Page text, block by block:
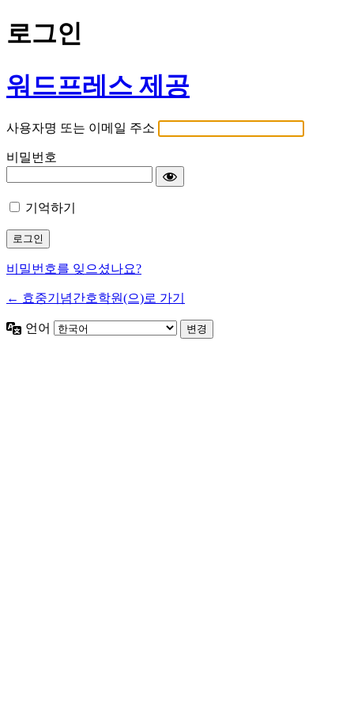
로그인
워드프레스 제공
사용자명 또는 이메일 주소
비밀번호
기억하기
비밀번호를 잊으셨나요?
← 효중기념간호학원(으)로 가기
언어